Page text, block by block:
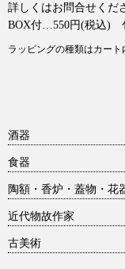
詳しくはお問合せくだ
BOX付…550円(税込)
ラッピングの種類はカート
酒器
食器
陶額・香炉・蓋物・花
近代物故作家
古美術